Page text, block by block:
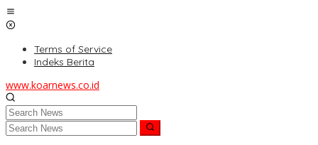
Skip
to
Terms of Service
Indeks Berita
www.koarnews.co.id